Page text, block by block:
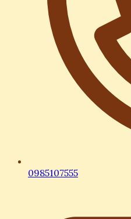
0985107555